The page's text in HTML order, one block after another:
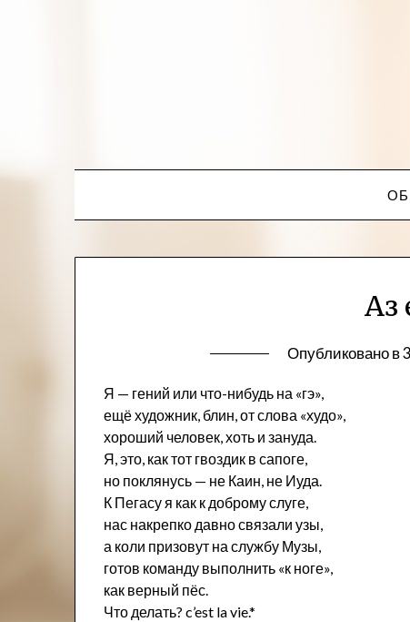
ОБ
Аз
Опубликовано в
Я — гений или что-нибудь на «гэ»,
ещё художник, блин, от слова «худо»,
хороший человек, хоть и зануда.
Я, это, как тот гвоздик в сапоге,
но поклянусь — не Каин, не Иуда.
К Пегасу я как к доброму слуге,
нас накрепко давно связали узы,
а коли призовут на службу Музы,
готов команду выполнить «к ноге»,
как верный пёс.
Что делать? c’est la vie.*